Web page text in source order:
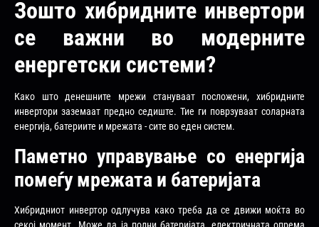
Зошто хибридните инвертори
се важни во модерните
енергетски системи?
Како што денешните мрежи стануваат посложени, хибридните
инвертори заземаат предно седиште. Тие ги поврзуваат соларната
енергија, батериите и мрежата - сите во еден систем.
Паметно управување со енергија
помеѓу мрежата и батеријата
Хибридниот инвертор одлучува како треба да се движи моќта во
секој момент. Може да ја полни батеријата, електричната опрема